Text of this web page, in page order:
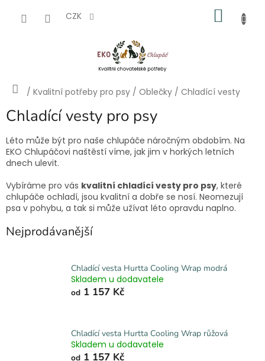
CZK
Domů
/ Kvalitní potřeby pro psy / Oblečky / Chladící vesty
Chladící vesty pro psy
Léto může být pro naše chlupáče náročným obdobím. Na
EKO Chlupáčovi naštěstí víme, jak jim v horkých letních
dnech ulevit.
Vybíráme pro vás kvalitní chladící vesty pro psy, které
chlupáče ochladí, jsou kvalitní a dobře se nosí. Neomezují
psa v pohybu, a tak si může užívat léto opravdu naplno.
Nejprodávanější
Chladící vesta Hurtta Cooling Wrap modrá
Skladem u dodavatele
od 1 157 Kč
Chladící vesta Hurtta Cooling Wrap růžová
Skladem u dodavatele
od 1 157 Kč